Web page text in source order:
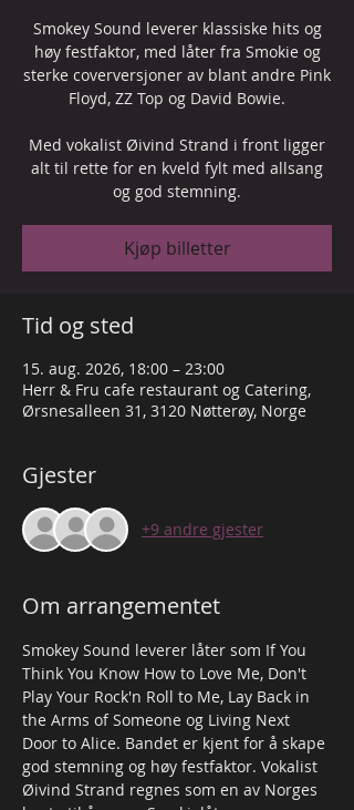
Smokey Sound leverer klassiske hits og
høy festfaktor, med låter fra Smokie og
sterke coverversjoner av blant andre Pink
Floyd, ZZ Top og David Bowie.
Med vokalist Øivind Strand i front ligger
alt til rette for en kveld fylt med allsang
og god stemning.
Kjøp billetter
Tid og sted
15. aug. 2026, 18:00 – 23:00
Herr & Fru cafe restaurant og Catering,
Ørsnesalleen 31, 3120 Nøtterøy, Norge
Gjester
+9 andre gjester
Om arrangementet
Smokey Sound leverer låter som If You
Think You Know How to Love Me, Don't
Play Your Rock'n Roll to Me, Lay Back in
the Arms of Someone og Living Next
Door to Alice. Bandet er kjent for å skape
god stemning og høy festfaktor. Vokalist
Øivind Strand regnes som en av Norges